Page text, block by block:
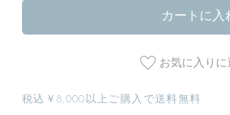
カートに入
お気に入りに
税込￥8,000以上ご購入で送料無料